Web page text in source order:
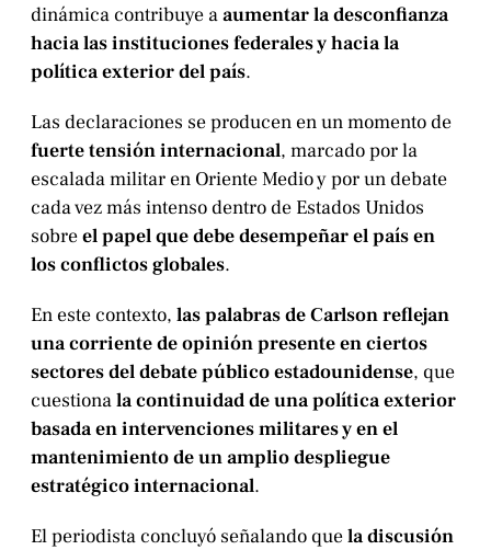
dinámica contribuye aaumentar la desconfianza
hacia las instituciones federales y hacia la
política exterior del país.
Las declaraciones se producen en un momento de
fuerte tensión internacional, marcado por la
escalada militar en Oriente Medio y por un debate
cada vez más intenso dentro de Estados Unidos
sobreel papel que debe desempeñar el país en
los conflictos globales.
En este contexto, las palabras de Carlson reflejan
una corriente de opinión presente en ciertos
sectores del debate público estadounidense, que
cuestionala continuidad de una política exterior
basada en intervenciones militares y en el
mantenimiento de un amplio despliegue
estratégico internacional.
El periodista concluyó señalando quela discusión